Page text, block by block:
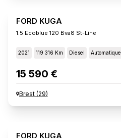
FORD KUGA
1.5 Ecoblue 120 Bva8 St-Line
2021 119 316 Km Diesel Automatique
15 590 €
Brest (29)
FORD KUGA